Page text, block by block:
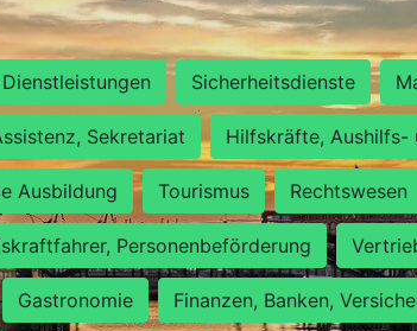
Sicherheitsdienste
Sekretariat Hilfskräfte, Aushilfs-
Ausbildung Tourismus Rechtswesen
Personenbeförderung
Gastronomie Finanzen, Banken,